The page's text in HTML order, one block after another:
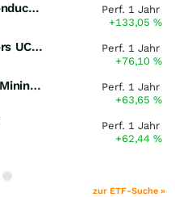
VanEck Vectors Semiconductor UCITS ETF
Perf. 1 Jahr
+133,05%
VanEck Space Innovators UCITS ETF
Perf. 1 Jahr
+76,10%
VanEck Vectors Global Mining UCITS ETF
Perf. 1 Jahr
+63,65%
Perf. 1 Jahr
+62,44%
zur ETF-Suche »